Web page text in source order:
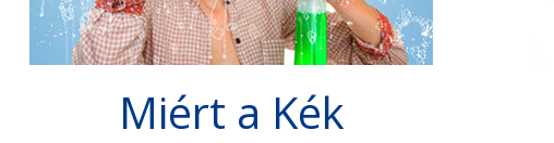
Miért a Kék